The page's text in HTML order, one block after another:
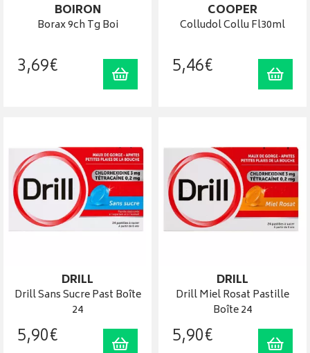
BOIRON
Borax 9ch Tg Boi
3,69€ Ajouter au panier
COOPER
Colludol Collu Fl30ml
5,46€
DRILL
Drill Sans Sucre Past Boîte
24
5,90€ Ajouter au panier
DRILL
Drill Miel Rosat Pastille
Boîte 24
5,90€